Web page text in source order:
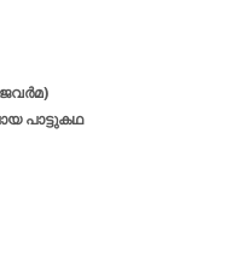
പാട്ടുകഥ